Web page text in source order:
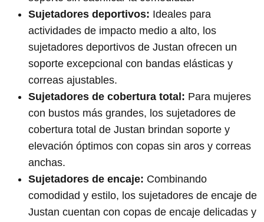
Sujetadores deportivos: Ideales para
actividades de impacto medio a alto, los
sujetadores deportivos de Justan ofrecen un
soporte excepcional con bandas elásticas y
correas ajustables.
Sujetadores de cobertura total: Para mujeres
con bustos más grandes, los sujetadores de
cobertura total de Justan brindan soporte y
elevación óptimos con copas sin aros y correas
anchas.
Sujetadores de encaje: Combinando
comodidad y estilo, los sujetadores de encaje de
Justan cuentan con copas de encaje delicadas y